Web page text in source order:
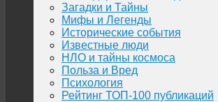
Загадки и Тайны
Мифы и Легенды
Исторические события
Известные люди
НЛО и тайны космоса
Польза и Вред
Психология
Рейтинг ТОП-100 публикаций